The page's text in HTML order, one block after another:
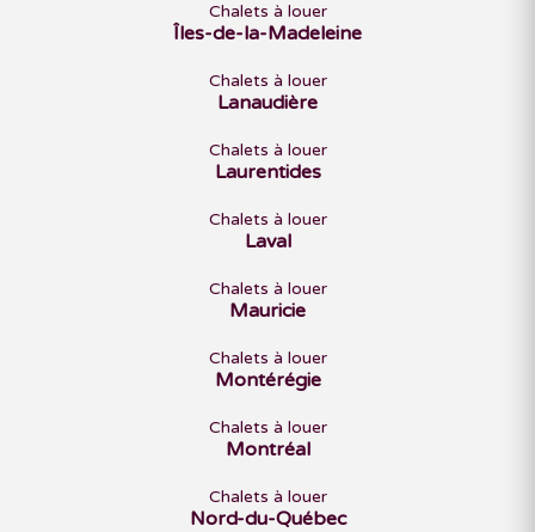
Chalets à louer
Îles-de-la-Madeleine
Chalets à louer
Lanaudière
Chalets à louer
Laurentides
Chalets à louer
Laval
Chalets à louer
Mauricie
Chalets à louer
Montérégie
Chalets à louer
Montréal
Chalets à louer
Nord-du-Québec